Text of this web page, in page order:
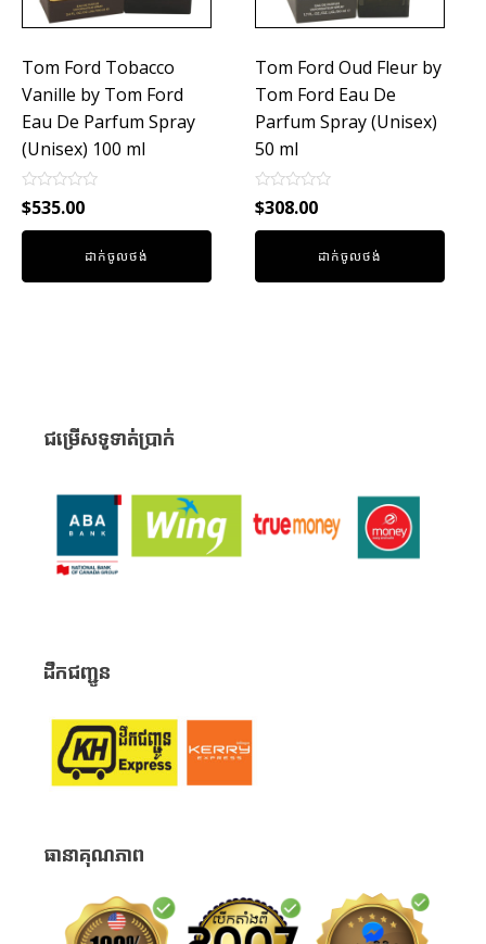
Tom Ford Tobacco
Vanille by Tom Ford
Eau De Parfum Spray
(Unisex) 100 ml
Rated
0
out
$535.00
ដាក់ចូលថង់
Tom Ford Oud Fleur by
Tom Ford Eau De
Parfum Spray (Unisex)
50 ml
Rated
0
out
$308.00
ដាក់ចូលថង់
ជម្រើសទូទាត់ប្រាក់
ដឹកជញ្ជូន
ធានាគុណភាព